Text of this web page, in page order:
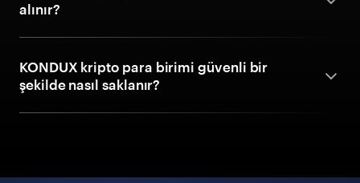
alınır?
KONDUX kripto para birimi güvenli bir
şekilde nasıl saklanır?